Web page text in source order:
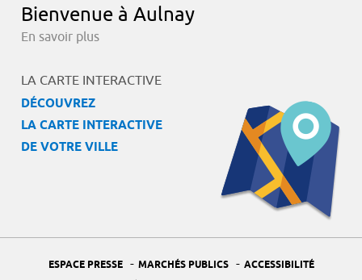
Bienvenue à Aulnay
En savoir plus
LA CARTE INTERACTIVE
DÉCOUVREZ
LA CARTE INTERACTIVE
DE VOTRE VILLE
ESPACE PRESSE - MARCHÉS PUBLICS - ACCESSIBILITÉ